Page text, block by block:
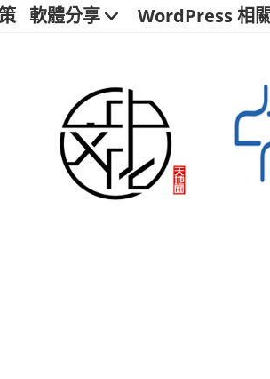
軟體分享 WordPress 相關